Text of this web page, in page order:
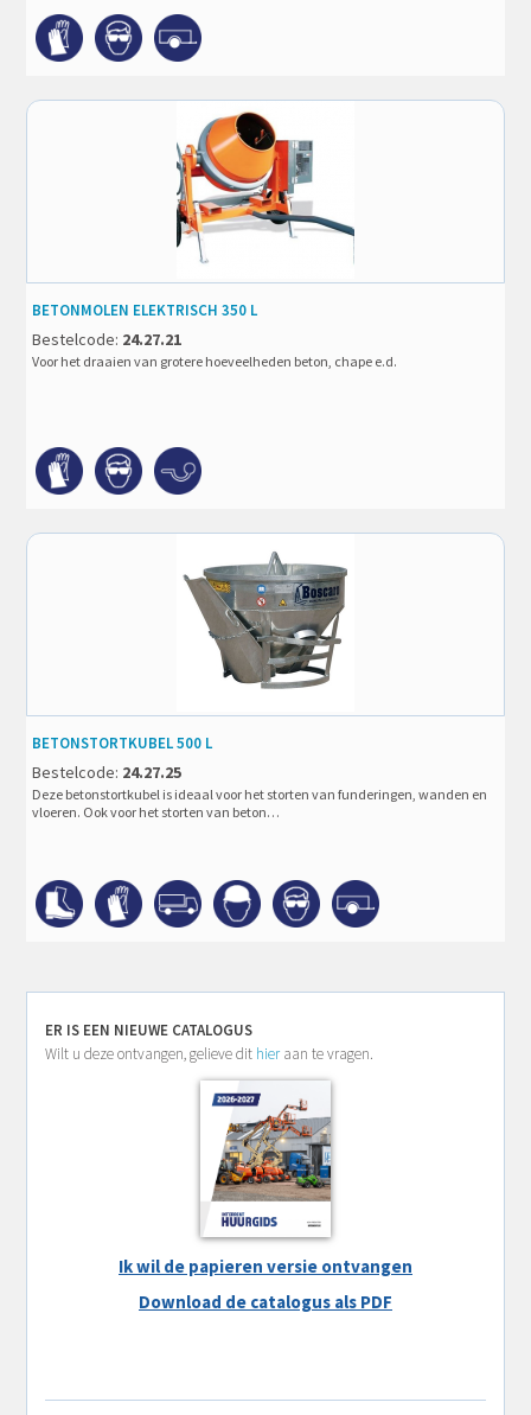
BETONMOLEN ELEKTRISCH 350 L
Bestelcode: 24.27.21
Voor het draaien van grotere hoeveelheden beton, chape e.d.
BETONSTORTKUBEL 500 L
Bestelcode: 24.27.25
Deze betonstortkubel is ideaal voor het storten van funderingen, wanden en
vloeren. Ook voor het storten van beton…
ER IS EEN NIEUWE CATALOGUS
Wilt u deze ontvangen, gelieve dit hier aan te vragen.
Ik wil de papieren versie ontvangen
Download de catalogus als PDF